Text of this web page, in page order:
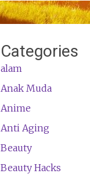
Categories
alam
Anak Muda
Anime
Anti Aging
Beauty
Beauty Hacks